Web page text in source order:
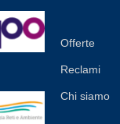
Offerte
Reclami
Chi siamo